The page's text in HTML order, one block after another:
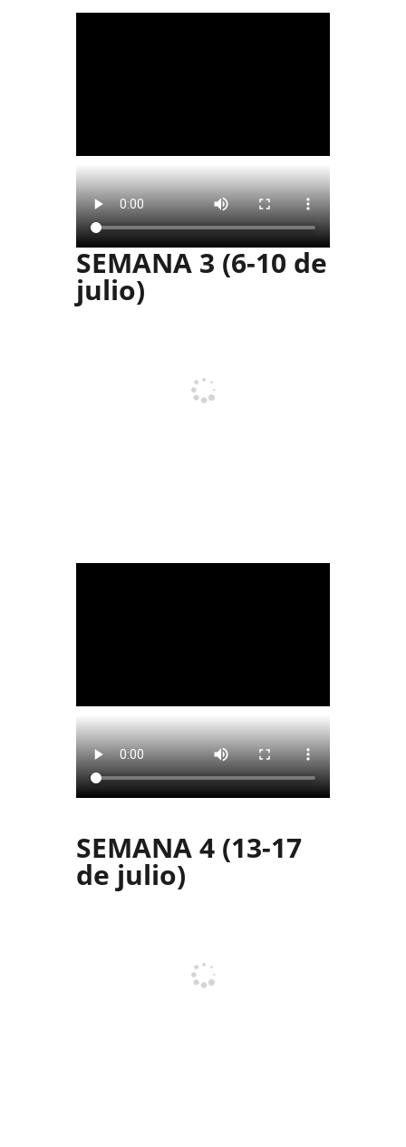
SEMANA 3 (6-10 de
julio)
SEMANA 4 (13-17
de julio)